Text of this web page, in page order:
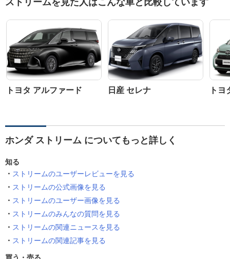
ストリームを見た人はこんな車と比較しています
トヨタ アルファード 日産 セレナ ト
ホンダ ストリーム についてもっと詳しく
知る
ストリームのユーザーレビューを見る
ストリームの公式画像を見る
ストリームのユーザー画像を見る
ストリームのみんなの質問を見る
ストリームの関連ニュースを見る
ストリームの関連記事を見る